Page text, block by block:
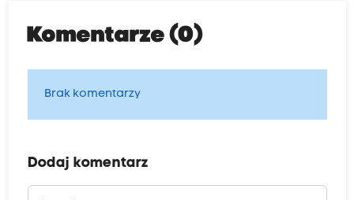
Komentarze (0)
Brak komentarzy
Dodaj komentarz